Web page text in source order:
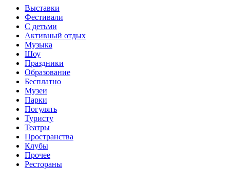
Выставки
Фестивали
С детьми
Активный отдых
Музыка
Шоу
Праздники
Образование
Бесплатно
Музеи
Парки
Погулять
Туристу
Театры
Пространства
Клубы
Прочее
Рестораны